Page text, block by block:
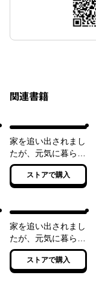
関連書籍
家を追い出されまし
たが、元気に暮らし
ています ～チート
な魔法と前世知識で
快適便利なセカンド
ストアで購入
家を追い出されまし
たが、元気に暮らし
ています ４ ～チ
ートな魔法と前世知
識で快適便利なセカ
ストアで購入